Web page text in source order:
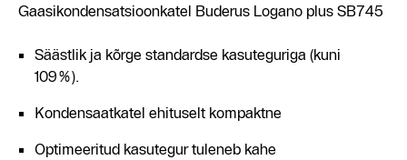
Gaasikondensatsioonkatel Buderus Logano plus SB745
Säästlik ja kõrge standardse kasuteguriga (kuni
109%).
Kondensaatkatel ehituselt kompaktne
Optimeeritud kasutegur tuleneb kahe